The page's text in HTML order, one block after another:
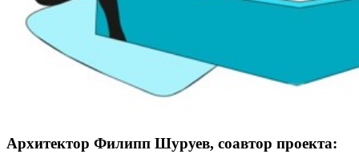
Архитектор Филипп Шуруев, соавтор проекта: